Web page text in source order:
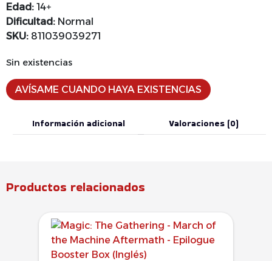
Edad: 14+
Dificultad: Normal
SKU: 811039039271
Sin existencias
AVÍSAME CUANDO HAYA EXISTENCIAS
Información adicional Valoraciones (0)
Productos relacionados